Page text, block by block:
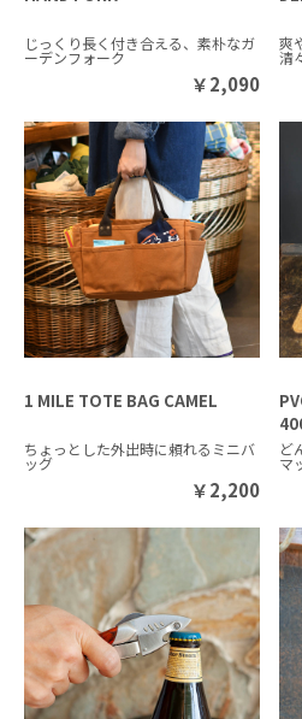
じっくり長く付き合える、素朴なガ
ーデンフォーク
￥2,090
爽
清
1 MILE TOTE BAG CAMEL
ちょっとした外出時に頼れるミニバ
ッグ
￥2,200
ど
マ